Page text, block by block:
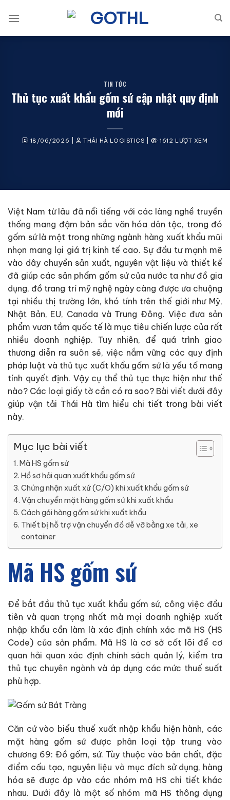
qua
TIN TỨC
Thủ tục xuất khẩu gốm sứ cập nhật quy định
mới
18/06/2026 THÁI HÀ LOGISTICS | 1612 LƯỢT XEM
Việt Nam từ lâu đã nổi tiếng với các làng nghề truyền
thống mang đậm bản sắc văn hóa dân tộc, trong đó
gốm sứ là một trong những ngành hàng xuất khẩu mũi
nhọn mang lại giá trị kinh tế cao. Sự đầu tư mạnh mẽ
vào dây chuyền sản xuất, nguyên vật liệu và thiết kế
đã giúp các sản phẩm gốm sứ của nước ta như đồ gia
dụng, đồ trang trí mỹ nghệ ngày càng được ưa chuộng
tại nhiều thị trường lớn, khó tính trên thế giới như Mỹ,
Nhật Bản, EU, Canada và Trung Đông. Việc đưa sản
phẩm vươn tầm quốc tế là mục tiêu chiến lược của rất
nhiều doanh nghiệp. Tuy nhiên, để quá trình giao
thương diễn ra suôn sẻ, việc nắm vững các quy định
pháp luật và thủ tục xuất khẩu gốm sứ là yếu tố mang
tính quyết định. Vậy cụ thể thủ tục thực hiện như thế
nào? Các loại giấy tờ cần có ra sao? Bài viết dưới đây
giúp vận tải Thái Hà tìm hiểu chi tiết trong bài viết
này.
Mục lục bài viết
Mã HS gốm sứ
Hồ sơ hải quan xuất khẩu gốm sứ
Chứng nhận xuất xứ (C/O) khi xuất khẩu gốm sứ
Vận chuyển mặt hàng gốm sứ khi xuất khẩu
Cách gói hàng gốm sứ khi xuất khẩu
Thiết bị hỗ trợ vận chuyển đồ dễ vỡ bằng xe tải, xe
container
Mã HS gốm sứ
Để bắt đầu thủ tục xuất khẩu gốm sứ, công việc đầu
tiên và quan trọng nhất mà mọi doanh nghiệp xuất
nhập khẩu cần làm là xác định chính xác mã HS (HS
Code) của sản phẩm. Mã HS là cơ sở cốt lõi để cơ
quan hải quan xác định chính sách quản lý, kiểm tra
thủ tục chuyên ngành và áp dụng các mức thuế suất
phù hợp.
Căn cứ vào biểu thuế xuất nhập khẩu hiện hành, các
mặt hàng gốm sứ được phân loại tập trung vào
chương 69: Đồ gốm, sứ. Tùy thuộc vào bản chất, đặc
điểm cấu tạo, nguyên liệu và mục đích sử dụng, hàng
hóa sẽ được áp vào các nhóm mã HS chi tiết khác
nhau. Dưới đây là một số nhóm mã HS thông dụng